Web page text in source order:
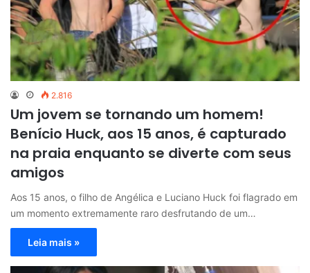
2.816
Um jovem se tornando um homem!
Benício Huck, aos 15 anos, é capturado
na praia enquanto se diverte com seus
amigos
Aos 15 anos, o filho de Angélica e Luciano Huck foi flagrado em
um momento extremamente raro desfrutando de um…
Leia mais »